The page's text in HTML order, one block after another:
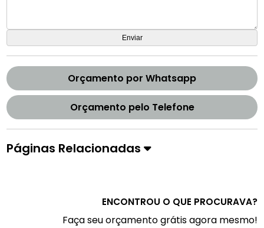
Orçamento por Whatsapp
Orçamento pelo Telefone
Páginas Relacionadas
ENCONTROU O QUE PROCURAVA?
Faça seu orçamento grátis agora mesmo!